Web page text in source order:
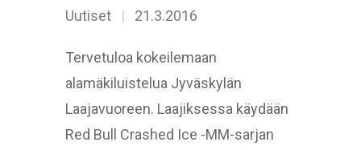
Uutiset | 21.3.2016
Tervetuloa kokeilemaan
alamäkiluistelua Jyväskylän
Laajavuoreen. Laajiksessa käydään
Red Bull Crashed Ice -MM-sarjan